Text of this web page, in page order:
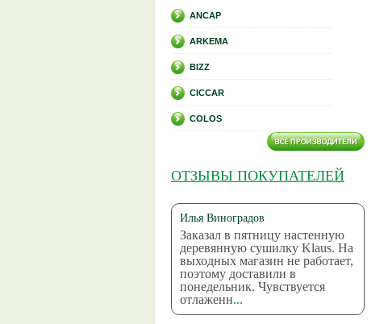
ANCAP
ARKEMA
BIZZ
CICCAR
COLOS
ОТЗЫВЫ ПОКУПАТЕЛЕЙ
Илья Виноградов
Заказал в пятницу настенную
деревянную сушилку Klaus. На
выходных магазин не работает,
поэтому доставили в
понедельник. Чувствуется
отлаженн...